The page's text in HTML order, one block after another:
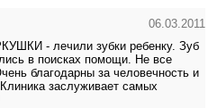
06.03.2011
- лечили зубки ребенку. Зуб
в поисках помощи. Не все
благодарны за человечность и
заслуживает самых